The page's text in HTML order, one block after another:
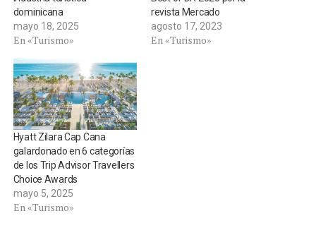
dominicana
mayo 18, 2025
En «Turismo»
revista Mercado
agosto 17, 2023
En «Turismo»
Hyatt Zilara Cap Cana
galardonado en 6 categorías
de los Trip Advisor Travellers
Choice Awards
mayo 5, 2025
En «Turismo»